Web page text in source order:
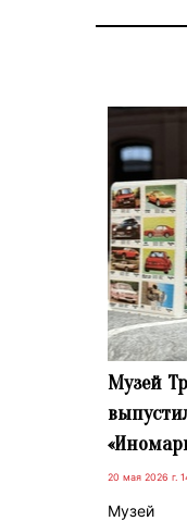
Музей
20 мая 2026 г.
Музей